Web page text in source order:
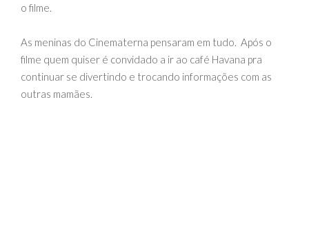
o filme.
As meninas do Cinematerna pensaram em tudo. Após o
filme quem quiser é convidado a ir ao café Havana pra
continuar se divertindo e trocando informações com as
outras mamães.